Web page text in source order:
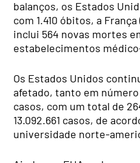
balanços, os Estados
com 1.410 óbitos, a
inclui 564 novas mortes
estabelecimentos
Os Estados Unidos
afetado, tanto em
casos, com um total de
13.092.661 casos, de
universidade norte-